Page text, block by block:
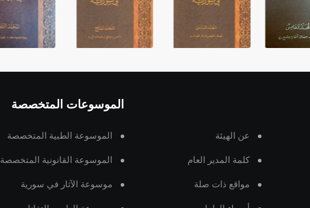
عن الهيئة
كلمة المدير العام
مواقع ذات صلة
الموسوعات المتخصصة
الموسوعة الطبية المتخصصة
الموسوعة القانونية المتخصصة
موسوعة الآثار في سورية